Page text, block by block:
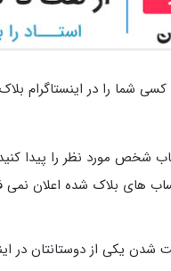
شما را در اینستاگرام
شخص مورد نظر را پیدا
های بلاک شده اعلان نمی
شدن یکی از دوستانتان در